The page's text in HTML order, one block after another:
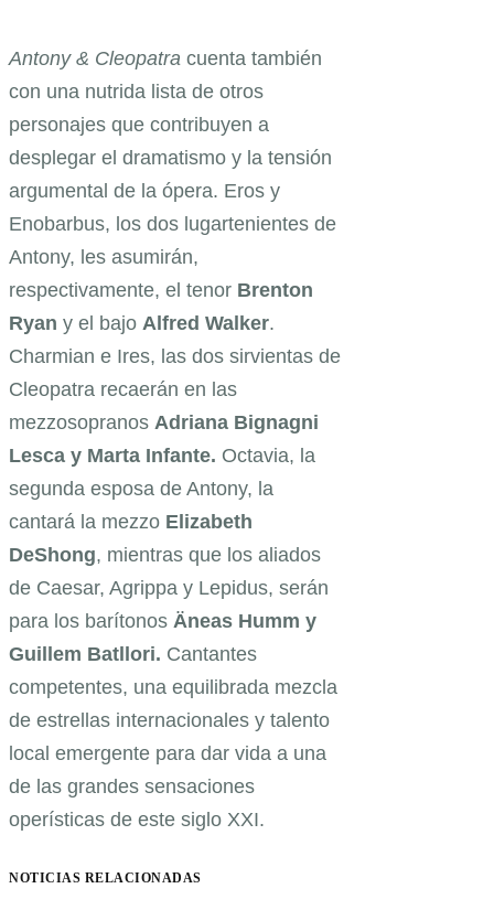
Antony & Cleopatra cuenta también
con una nutrida lista de otros
personajes que contribuyen a
desplegar el dramatismo y la tensión
argumental de la ópera. Eros y
Enobarbus, los dos lugartenientes de
Antony, les asumirán,
respectivamente, el tenor Brenton
Ryan y el bajo Alfred Walker.
Charmian e Ires, las dos sirvientas de
Cleopatra recaerán en las
mezzosopranos Adriana Bignagni
Lesca y Marta Infante. Octavia, la
segunda esposa de Antony, la
cantará la mezzo Elizabeth
DeShong, mientras que los aliados
de Caesar, Agrippa y Lepidus, serán
para los barítonos Äneas Humm y
Guillem Batllori. Cantantes
competentes, una equilibrada mezcla
de estrellas internacionales y talento
local emergente para dar vida a una
de las grandes sensaciones
operísticas de este siglo XXI.
NOTICIAS RELACIONADAS